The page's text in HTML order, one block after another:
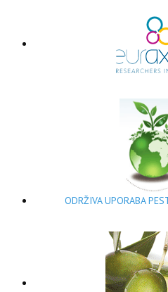
ODRŽIVA UPORABA